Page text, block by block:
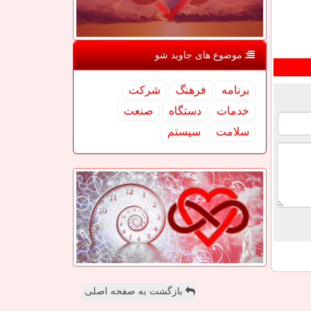
موضوع های جاوید شو
برنامه فرهنگ
شركت
خدمات
دستگاه
صنعت
سلامت
سیستم
بازگشت به صفحه اصلی